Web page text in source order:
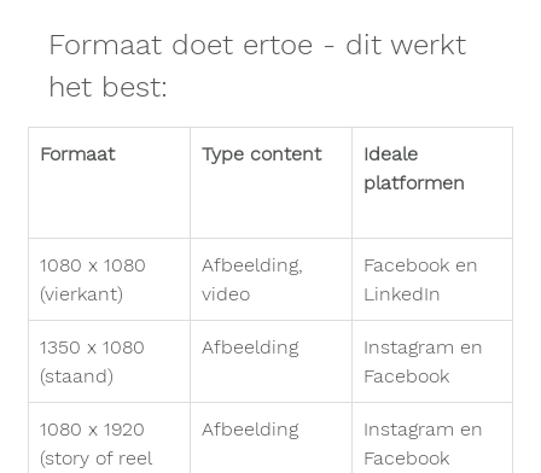
Formaat doet ertoe - dit werkt
het best:
Formaat Type content
Ideale
platformen
1080 x 1080
(vierkant)
Afbeelding,
video
Facebook en
LinkedIn
1350 x 1080
(staand)
Afbeelding
Instagram en
Facebook
1080 x 1920
(story of reel
Afbeelding
Instagram en
Facebook